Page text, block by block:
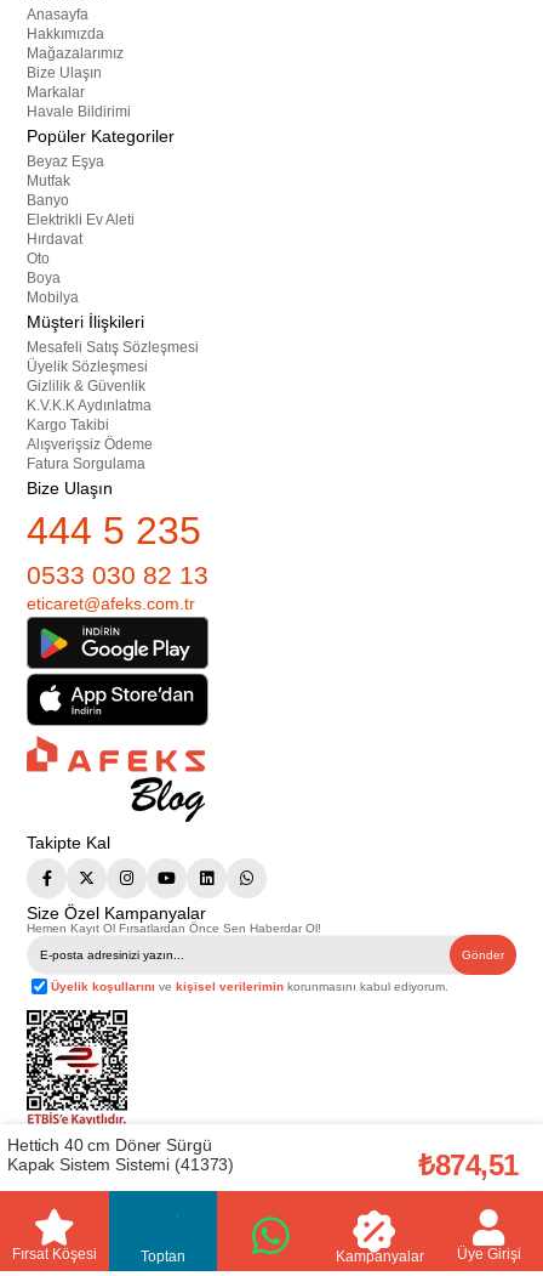
Anasayfa
Hakkımızda
Mağazalarımız
Bize Ulaşın
Markalar
Havale Bildirimi
Popüler Kategoriler
Beyaz Eşya
Mutfak
Banyo
Elektrikli Ev Aleti
Hırdavat
Oto
Boya
Mobilya
Müşteri İlişkileri
Mesafeli Satış Sözleşmesi
Üyelik Sözleşmesi
Gizlilik & Güvenlik
K.V.K.K Aydınlatma
Kargo Takibi
Alışverişsiz Ödeme
Fatura Sorgulama
Bize Ulaşın
444 5 235
0533 030 82 13
eticaret@afeks.com.tr
Takipte Kal
Size Özel Kampanyalar
Hemen Kayıt Ol Fırsatlardan Önce Sen Haberdar Ol!
Gönder
Üyelik koşullarını vekişisel verilerimin korunmasını kabul ediyorum.
Telif Hakkı © 2026Afeks Yapı Market
. Tüm hakları saklıdır.
Bu web sitesindeki tüm ürünler ticari amaçlıdır. Web sitemizde yer alan
görsel ve yazılı içerikler firmamıza ait olup, firmamızın yazılı izni alınmadan
başka yerlerde kullanılamaz. İçeriklerin izin alınmadan kopyalanması ve
kullanılması 5846 sayılı Fikir ve Sanat Eserleri Yasasına göre suçtur.
Fırsat Köşesi
Toptan Kampanyalar Üye Girişi
Hettich 40 cm Döner Sürgü
Kapak Sistem Sistemi (41373)
₺874,51